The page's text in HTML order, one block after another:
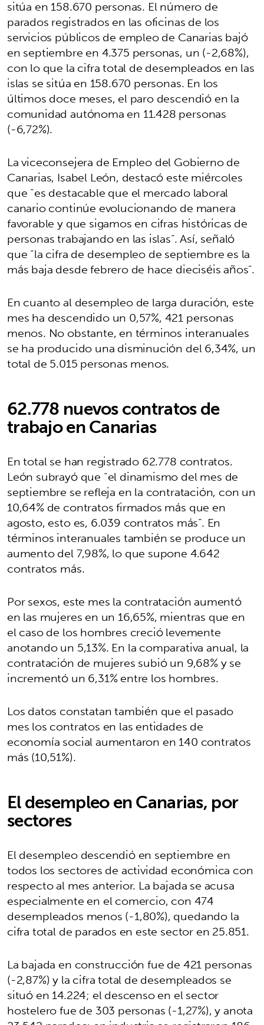
sitúa en 158.670 personas. El número de
parados registrados en las oficinas de los
servicios públicos de empleo de Canarias bajó
en septiembre en 4.375 personas, un (-2,68%),
con lo que la cifra total de desempleados en las
islas se sitúa en 158.670 personas. En los
últimos doce meses, el paro descendió en la
comunidad autónoma en 11.428 personas
(-6,72%).
La viceconsejera de Empleo del Gobierno de
Canarias, Isabel León, destacó este miércoles
que “es destacable que el mercado laboral
canario continúe evolucionando de manera
favorable y que sigamos en cifras históricas de
personas trabajando en las islas”. Así, señaló
que “la cifra de desempleo de septiembre es la
más baja desde febrero de hace dieciséis años”.
En cuanto al desempleo de larga duración, este
mes ha descendido un 0,57%, 421 personas
menos. No obstante, en términos interanuales
se ha producido una disminución del 6,34%, un
total de 5.015 personas menos.
62.778 nuevos contratos de
trabajo en Canarias
En total se han registrado 62.778 contratos.
León subrayó que “el dinamismo del mes de
septiembre se refleja en la contratación, con un
10,64% de contratos firmados más que en
agosto, esto es, 6.039 contratos más”. En
términos interanuales también se produce un
aumento del 7,98%, lo que supone 4.642
contratos más.
Por sexos, este mes la contratación aumentó
en las mujeres en un 16,65%, mientras que en
el caso de los hombres creció levemente
anotando un 5,13%. En la comparativa anual, la
contratación de mujeres subió un 9,68% y se
incrementó un 6,31% entre los hombres.
Los datos constatan también que el pasado
mes los contratos en las entidades de
economía social aumentaron en 140 contratos
más (10,51%).
El desempleo en Canarias, por
sectores
El desempleo descendió en septiembre en
todos los sectores de actividad económica con
respecto al mes anterior. La bajada se acusa
especialmente en el comercio, con 474
desempleados menos (-1,80%), quedando la
cifra total de parados en este sector en 25.851.
La bajada en construcción fue de 421 personas
(-2,87%) y la cifra total de desempleados se
situó en 14.224; el descenso en el sector
hostelero fue de 303 personas (-1,27%), y anota